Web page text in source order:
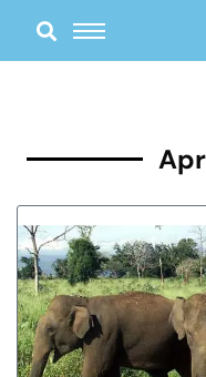
content